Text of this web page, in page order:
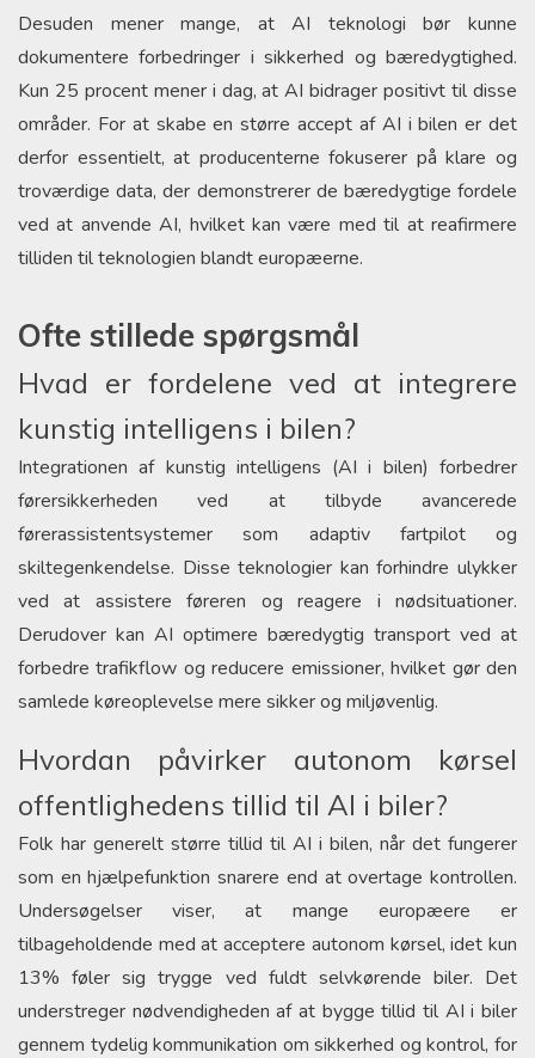
Desuden mener mange, at AI teknologi bør kunne
dokumentere forbedringer i sikkerhed og bæredygtighed.
Kun 25 procent mener i dag, at AI bidrager positivt til disse
områder. For at skabe en større accept af AI i bilen er det
derfor essentielt, at producenterne fokuserer på klare og
troværdige data, der demonstrerer de bæredygtige fordele
ved at anvende AI, hvilket kan være med til at reafirmere
tilliden til teknologien blandt europæerne.
Ofte stillede spørgsmål
Hvad er fordelene ved at integrere
kunstig intelligens i bilen?
Integrationen af kunstig intelligens (AI i bilen) forbedrer
førersikkerheden ved at tilbyde avancerede
førerassistentsystemer som adaptiv fartpilot og
skiltegenkendelse. Disse teknologier kan forhindre ulykker
ved at assistere føreren og reagere i nødsituationer.
Derudover kan AI optimere bæredygtig transport ved at
forbedre trafikflow og reducere emissioner, hvilket gør den
samlede køreoplevelse mere sikker og miljøvenlig.
Hvordan påvirker autonom kørsel
offentlighedens tillid til AI i biler?
Folk har generelt større tillid til AI i bilen, når det fungerer
som en hjælpefunktion snarere end at overtage kontrollen.
Undersøgelser viser, at mange europæere er
tilbageholdende med at acceptere autonom kørsel, idet kun
13% føler sig trygge ved fuldt selvkørende biler. Det
understreger nødvendigheden af at bygge tillid til AI i biler
gennem tydelig kommunikation om sikkerhed og kontrol, for